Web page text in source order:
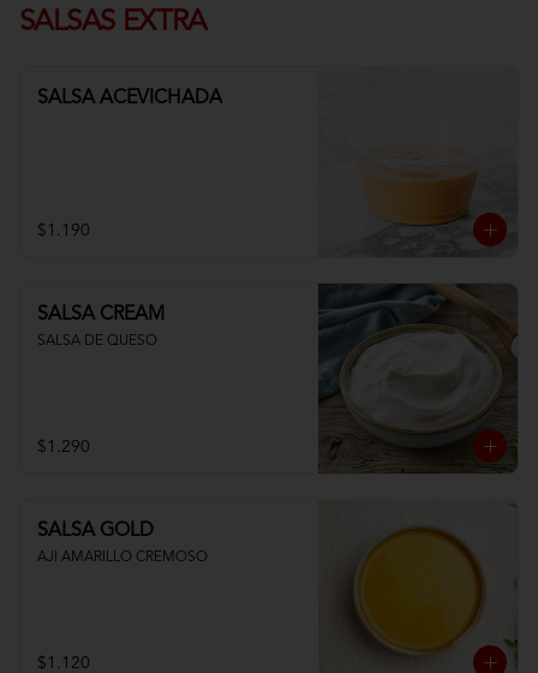
SALSAS EXTRA
SALSA ACEVICHADA
$1.190
SALSA CREAM
SALSA DE QUESO
$1.290
SALSA GOLD
AJI AMARILLO CREMOSO
$1.120